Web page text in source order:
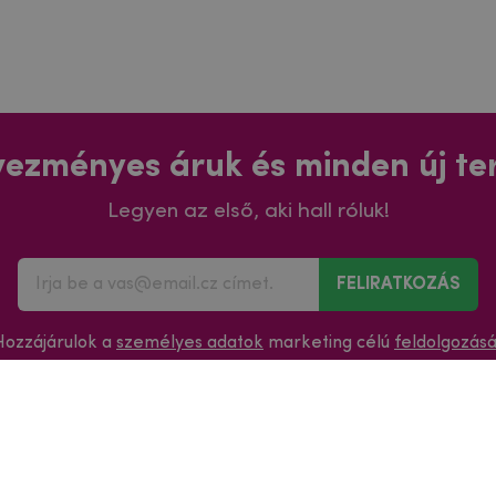
áruk és minden új
Legyen az első, aki hall róluk!
FELIRATKOZÁS
a személyes adatok marketing célú